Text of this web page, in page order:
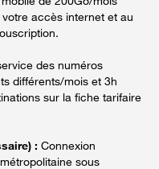
accès internet et au
des numéros
différents/mois et 3h
sur la fiche tarifaire
: Connexion
sous